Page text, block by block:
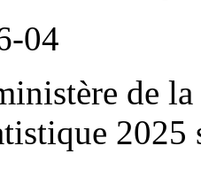
04
de
2025